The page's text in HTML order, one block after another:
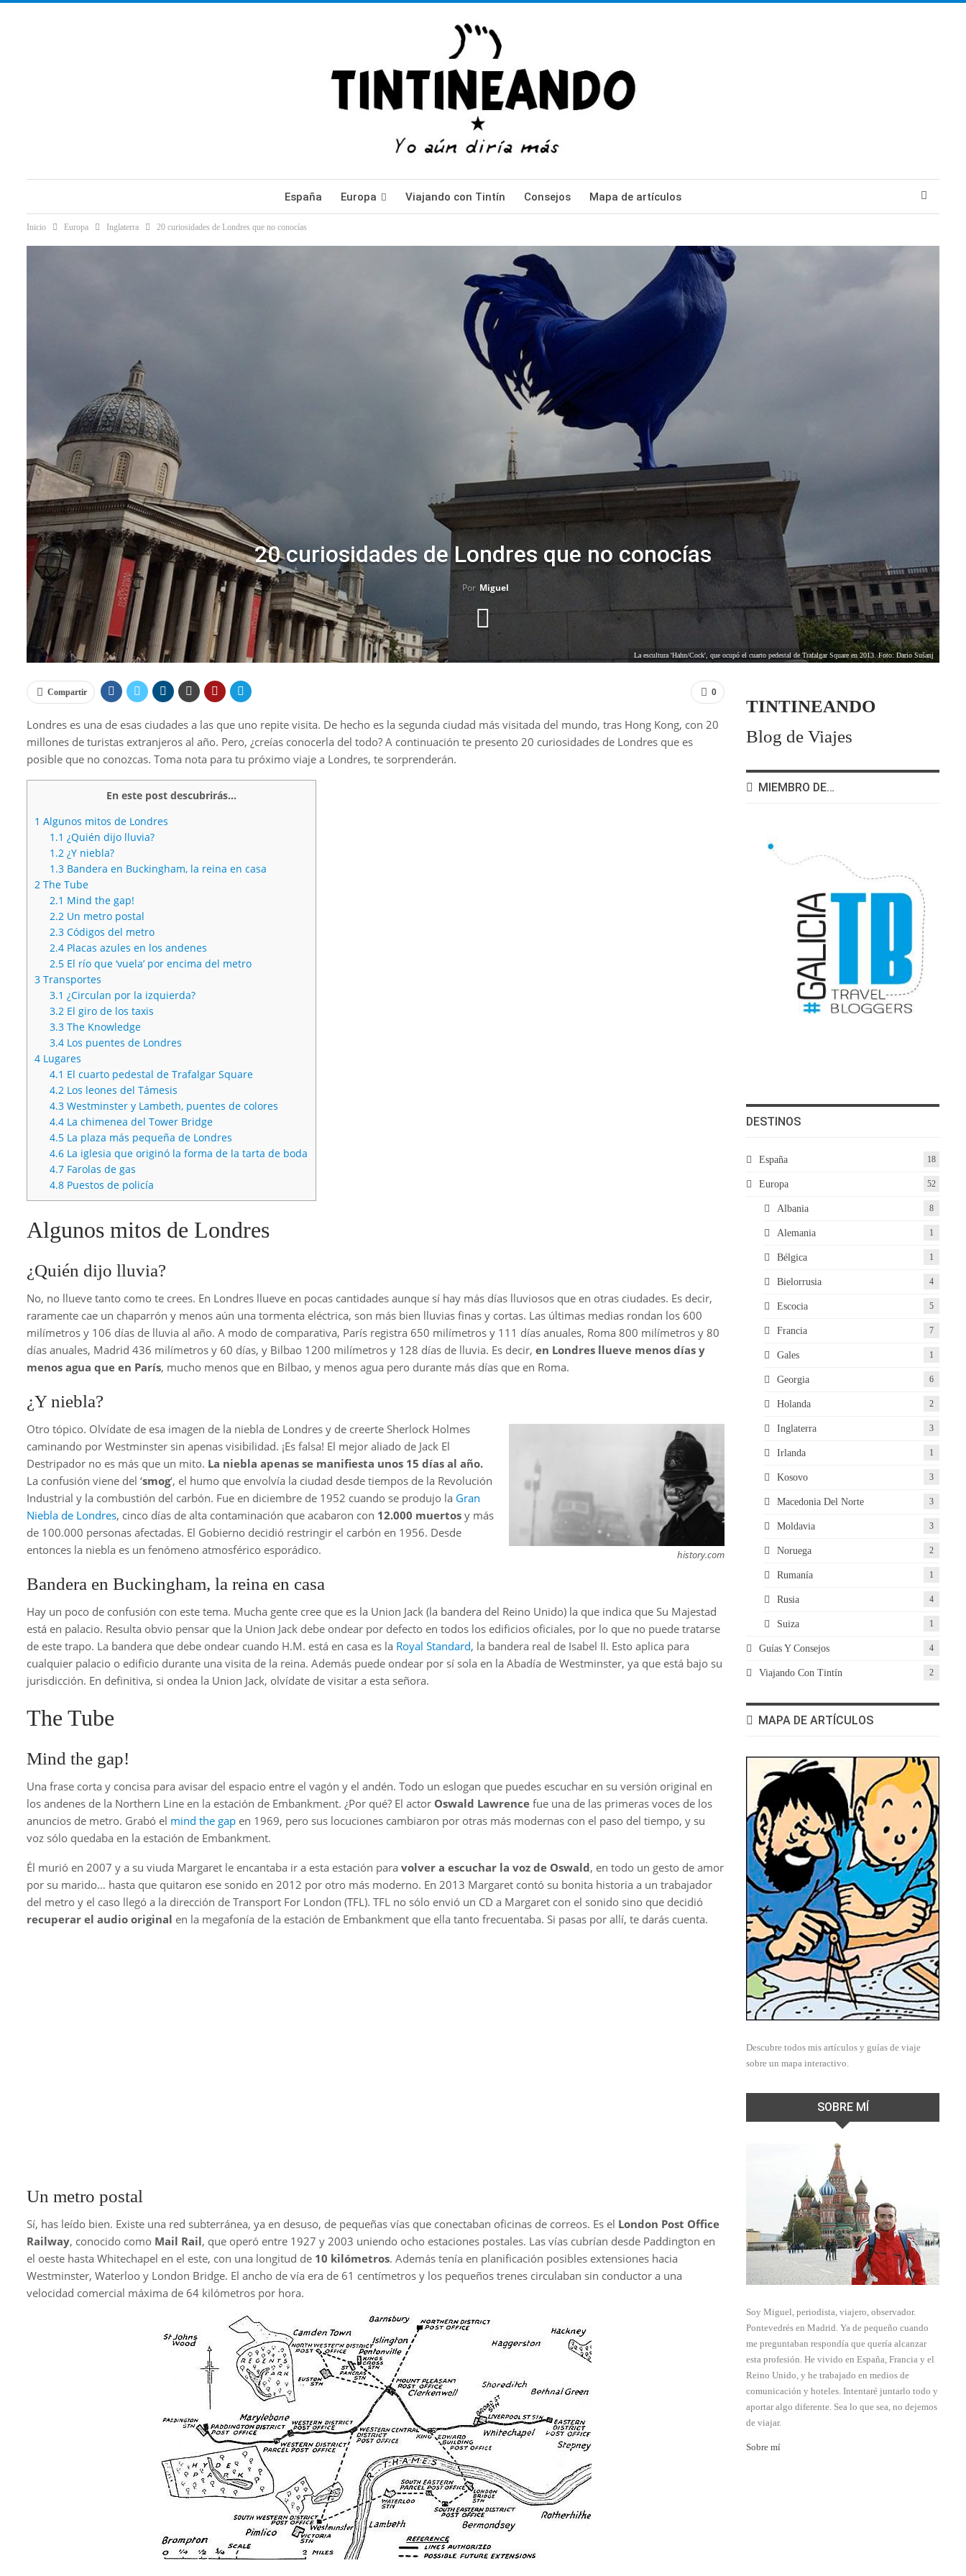
España Europa Viajando con Tintín Consejos Mapa de artículos
Inicio Europa Inglaterra 20 curiosidades de Londres que no conocías
20 curiosidades de Londres que no conocías
Por Miguel
La escultura 'Hahn/Cock', que ocupó el cuarto pedestal de Trafalgar Square en 2013. Foto: Dario Sušanj
0
Compartir
Londres es una de esas ciudades a las que uno repite visita. De hecho es la segunda ciudad más visitada del mundo, tras Hong Kong, con 20
millones de turistas extranjeros al año. Pero, ¿creías conocerla del todo? A continuación te presento 20 curiosidades de Londres que es
posible que no conozcas. Toma nota para tu próximo viaje a Londres, te sorprenderán.
En este post descubrirás...
1 Algunos mitos de Londres
1.1 ¿Quién dijo lluvia?
1.2 ¿Y niebla?
1.3 Bandera en Buckingham, la reina en casa
2 The Tube
2.1 Mind the gap!
2.2 Un metro postal
2.3 Códigos del metro
2.4 Placas azules en los andenes
2.5 El río que ‘vuela’ por encima del metro
3 Transportes
3.1 ¿Circulan por la izquierda?
3.2 El giro de los taxis
3.3 The Knowledge
3.4 Los puentes de Londres
4 Lugares
4.1 El cuarto pedestal de Trafalgar Square
4.2 Los leones del Támesis
4.3 Westminster y Lambeth, puentes de colores
4.4 La chimenea del Tower Bridge
4.5 La plaza más pequeña de Londres
4.6 La iglesia que originó la forma de la tarta de boda
4.7 Farolas de gas
4.8 Puestos de policía
Algunos mitos de Londres
¿Quién dijo lluvia?
No, no llueve tanto como te crees. En Londres llueve en pocas cantidades aunque sí hay más días lluviosos que en otras ciudades. Es decir,
raramente cae un chaparrón y menos aún una tormenta eléctrica, son más bien lluvias finas y cortas. Las últimas medias rondan los 600
milímetros y 106 días de lluvia al año. A modo de comparativa, París registra 650 milímetros y 111 días anuales, Roma 800 milímetros y 80
días anuales, Madrid 436 milímetros y 60 días, y Bilbao 1200 milímetros y 128 días de lluvia. Es decir, en Londres llueve menos días y
menos agua que en París, mucho menos que en Bilbao, y menos agua pero durante más días que en Roma.
¿Y niebla?
history.com
Otro tópico. Olvídate de esa imagen de la niebla de Londres y de creerte Sherlock Holmes
caminando por Westminster sin apenas visibilidad. ¡Es falsa! El mejor aliado de Jack El
Destripador no es más que un mito. La niebla apenas se manifiesta unos 15 días al año.
La confusión viene del ‘smog‘, el humo que envolvía la ciudad desde tiempos de la Revolución
Industrial y la combustión del carbón. Fue en diciembre de 1952 cuando se produjo la Gran
Niebla de Londres, cinco días de alta contaminación que acabaron con 12.000 muertos y más
de 100.000 personas afectadas. El Gobierno decidió restringir el carbón en 1956. Desde
entonces la niebla es un fenómeno atmosférico esporádico.
Bandera en Buckingham, la reina en casa
Hay un poco de confusión con este tema. Mucha gente cree que es la Union Jack (la bandera del Reino Unido) la que indica que Su Majestad
está en palacio. Resulta obvio pensar que la Union Jack debe ondear por defecto en todos los edificios oficiales, por lo que no puede tratarse
de este trapo. La bandera que debe ondear cuando H.M. está en casa es la Royal Standard, la bandera real de Isabel II. Esto aplica para
cualquier palacio o edificio durante una visita de la reina. Además puede ondear por sí sola en la Abadía de Westminster, ya que está bajo su
jurisdicción. En definitiva, si ondea la Union Jack, olvídate de visitar a esta señora.
The Tube
Mind the gap!
Una frase corta y concisa para avisar del espacio entre el vagón y el andén. Todo un eslogan que puedes escuchar en su versión original en
los andenes de la Northern Line en la estación de Embankment. ¿Por qué? El actor Oswald Lawrence fue una de las primeras voces de los
anuncios de metro. Grabó el mind the gap en 1969, pero sus locuciones cambiaron por otras más modernas con el paso del tiempo, y su
voz sólo quedaba en la estación de Embankment.
Él murió en 2007 y a su viuda Margaret le encantaba ir a esta estación para volver a escuchar la voz de Oswald, en todo un gesto de amor
por su marido… hasta que quitaron ese sonido en 2012 por otro más moderno. En 2013 Margaret contó su bonita historia a un trabajador
del metro y el caso llegó a la dirección de Transport For London (TFL). TFL no sólo envió un CD a Margaret con el sonido sino que decidió
recuperar el audio original en la megafonía de la estación de Embankment que ella tanto frecuentaba. Si pasas por allí, te darás cuenta.
Un metro postal
Sí, has leído bien. Existe una red subterránea, ya en desuso, de pequeñas vías que conectaban oficinas de correos. Es el London Post Office
Railway, conocido como Mail Rail, que operó entre 1927 y 2003 uniendo ocho estaciones postales. Las vías cubrían desde Paddington en
el oeste hasta Whitechapel en el este, con una longitud de 10 kilómetros. Además tenía en planificación posibles extensiones hacia
Westminster, Waterloo y London Bridge. El ancho de vía era de 61 centímetros y los pequeños trenes circulaban sin conductor a una
velocidad comercial máxima de 64 kilómetros por hora.
TINTINEANDO
Blog de Viajes
MIEMBRO DE…
DESTINOS
España 18
Europa 52
Albania 8
Alemania 1
Bélgica 1
Bielorrusia 4
Escocia 5
Francia 7
Gales 1
Georgia 6
Holanda 2
Inglaterra 3
Irlanda 1
Kosovo 3
Macedonia Del Norte 3
Moldavia 3
Noruega 2
Rumanía 1
Rusia 4
Suiza 1
Guías Y Consejos 4
Viajando Con Tintín 2
MAPA DE ARTÍCULOS
Descubre todos mis artículos y guías de viaje
sobre un mapa interactivo.
SOBRE MÍ
Soy Miguel, periodista, viajero, observador.
Pontevedrés en Madrid. Ya de pequeño cuando
me preguntaban respondía que quería alcanzar
esta profesión. He vivido en España, Francia y el
Reino Unido, y he trabajado en medios de
comunicación y hoteles. Intentaré juntarlo todo y
aportar algo diferente. Sea lo que sea, no dejemos
de viajar.
Sobre mí